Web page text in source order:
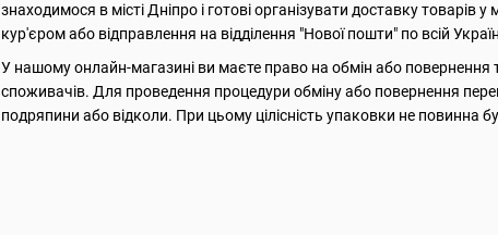
знаходимося в місті Дніпро і готові організувати доставку
кур'єром або відправлення на відділення "Нової пошти" по всій
У нашому онлайн-магазині ви маєте право на обмін або повернення
споживачів. Для проведення процедури обміну або повернення
подряпини або відколи. При цьому цілісність упаковки не повинна